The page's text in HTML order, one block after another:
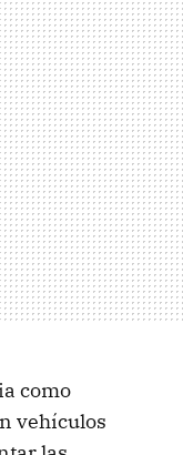
como
vehículos